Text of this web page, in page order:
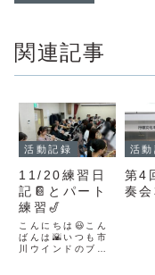
関連記事
活動記録
11/20練習日
記📔とパート
練習🎷
こんにちは😃こん
ばんは🌇いつも市
川ウインドのブロ
活動
第4
奏会